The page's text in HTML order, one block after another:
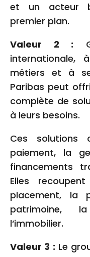
et un acteur
premier plan.
Valeur 2 :
internationale,
métiers et à
Paribas peut
complète de
à leurs besoins.
Ces solutions
paiement, la
financements
Elles
placement, la
patrimoine,
l‘immobilier.
Valeur 3 : Le